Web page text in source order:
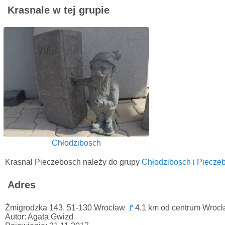
Krasnale w tej grupie
Chłodzibosch
Krasnal Pieczebosch należy do grupy Chłodzibosch i
Adres
Żmigrodzka 143, 51-130 Wrocław 🚩4.1 km od centrum
Autor: Agata Gwizd